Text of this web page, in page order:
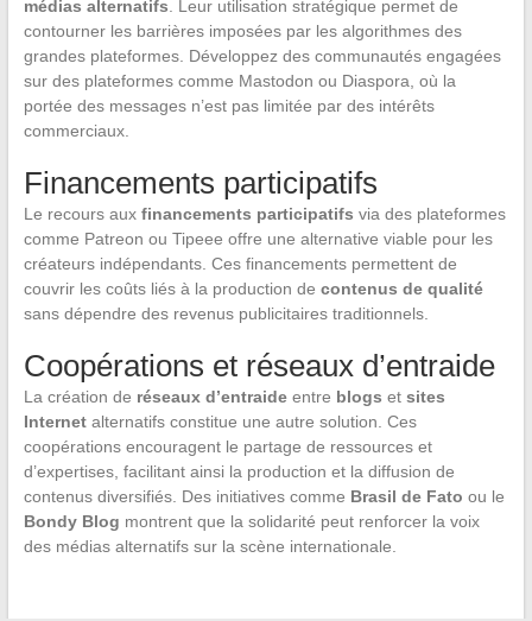
médias alternatifs . Leur utilisation stratégique permet de
contourner les barrières imposées par les algorithmes des
grandes plateformes. Développez des communautés engagées
sur des plateformes comme Mastodon ou Diaspora, où la
portée des messages n’est pas limitée par des intérêts
commerciaux.
Financements participatifs
Le recours aux financements participatifs via des plateformes
comme Patreon ou Tipeee offre une alternative viable pour les
créateurs indépendants. Ces financements permettent de
couvrir les coûts liés à la production de contenus de qualité
sans dépendre des revenus publicitaires traditionnels.
Coopérations et réseaux d’entraide
La création de réseaux d’entraideentre blogs et sites
Internetalternatifs constitue une autre solution. Ces
coopérations encouragent le partage de ressources et
d’expertises, facilitant ainsi la production et la diffusion de
contenus diversifiés. Des initiatives comme Brasil de Fato ou le
Bondy Blog montrent que la solidarité peut renforcer la voix
des médias alternatifs sur la scène internationale.